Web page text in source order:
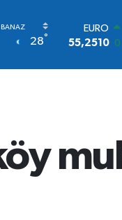
28°
STERLİN
64,4811
6648.99
47,7436